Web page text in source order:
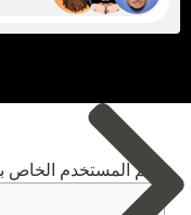
اسم المستخدم الخاص